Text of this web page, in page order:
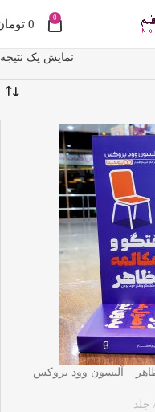
0
0
نمایش یک نتیجه
– آلیسون وود بروکس –
جلد